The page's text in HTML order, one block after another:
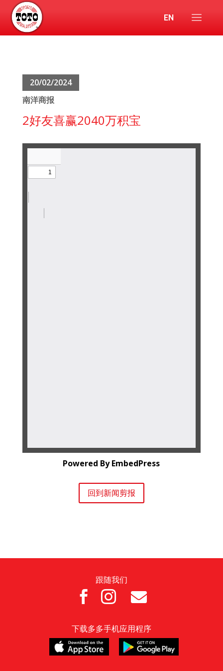
EN
20/02/2024
南洋商报
2好友喜赢2040万积宝
Powered By EmbedPress
回到新闻剪报
跟随我们
  
下载多多手机应用程序